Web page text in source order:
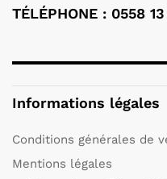
TÉLÉPHONE : 0558 13
Informations légales
Conditions générales de
Mentions légales